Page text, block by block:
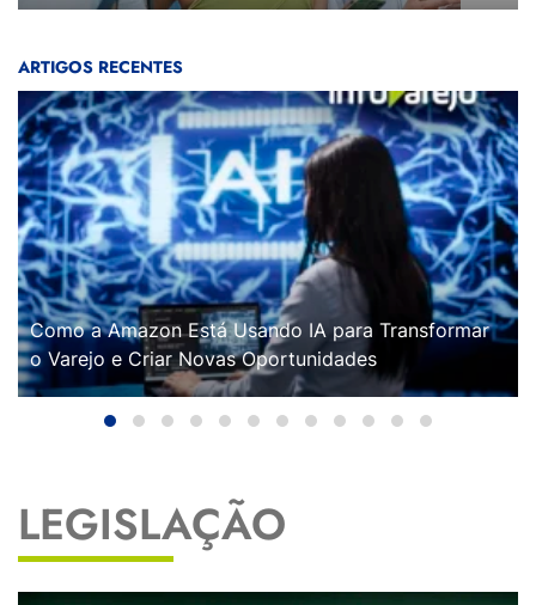
ARTIGOS RECENTES
Como a Amazon Está Usando IA para Transformar
o Varejo e Criar Novas Oportunidades
LEGISLAÇÃO